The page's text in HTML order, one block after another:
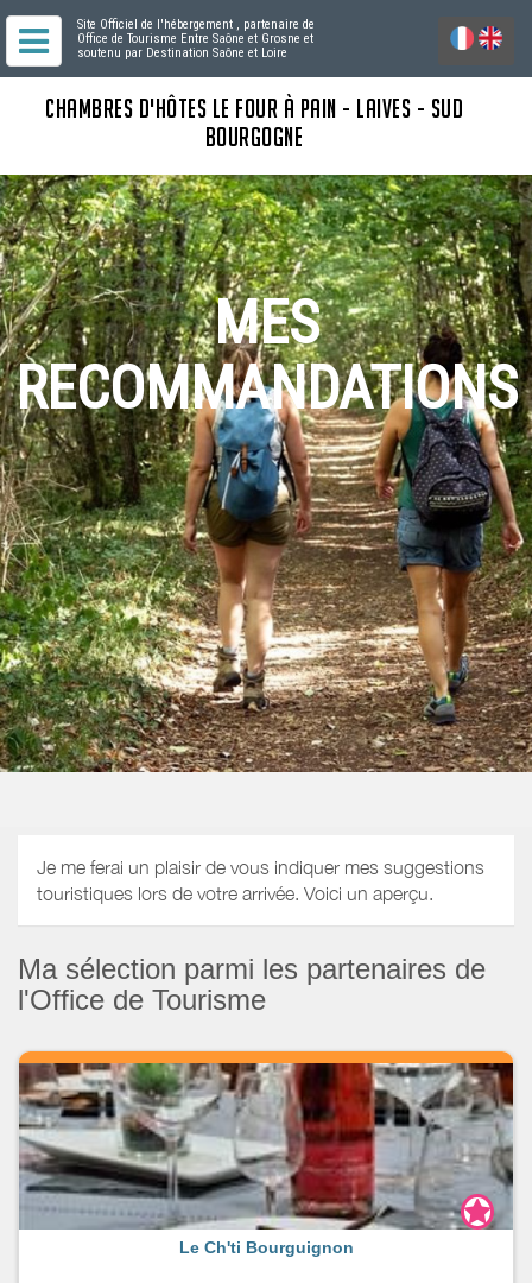
Site Officiel de l'hébergement , partenaire de
Office de Tourisme Entre Saône et Grosne et
soutenu par Destination Saône et Loire
CHAMBRES D'HÔTES LE FOUR À PAIN - LAIVES - SUD
BOURGOGNE
MES
RECOMMANDATIONS
Je me ferai un plaisir de vous indiquer mes suggestions
touristiques lors de votre arrivée. Voici un aperçu.
Ma sélection parmi les partenaires de
l'Office de Tourisme
Le Ch'ti Bourguignon